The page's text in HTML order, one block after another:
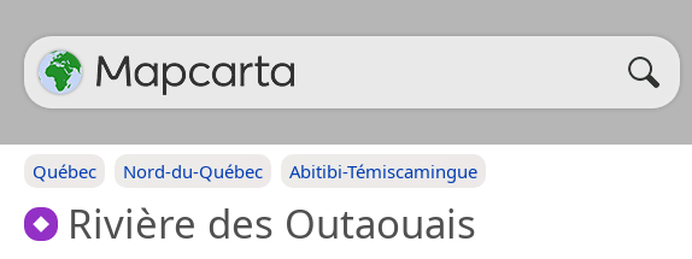
Québec Nord-du-Québec Abitibi-Témiscamingue
Rivière des Outaouais